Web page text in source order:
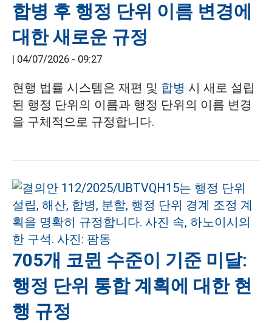
합병 후 행정 단위 이름 변경에
대한 새로운 규정
04/07/2026 - 09:27
현행 법률 시스템은 재편 및 합병 시 새로 설립
된 행정 단위의 이름과 행정 단위의 이름 변경
을 구체적으로 규정합니다.
705개 코뮌 수준이 기준 미달:
행정 단위 통합 계획에 대한 현
행 규정